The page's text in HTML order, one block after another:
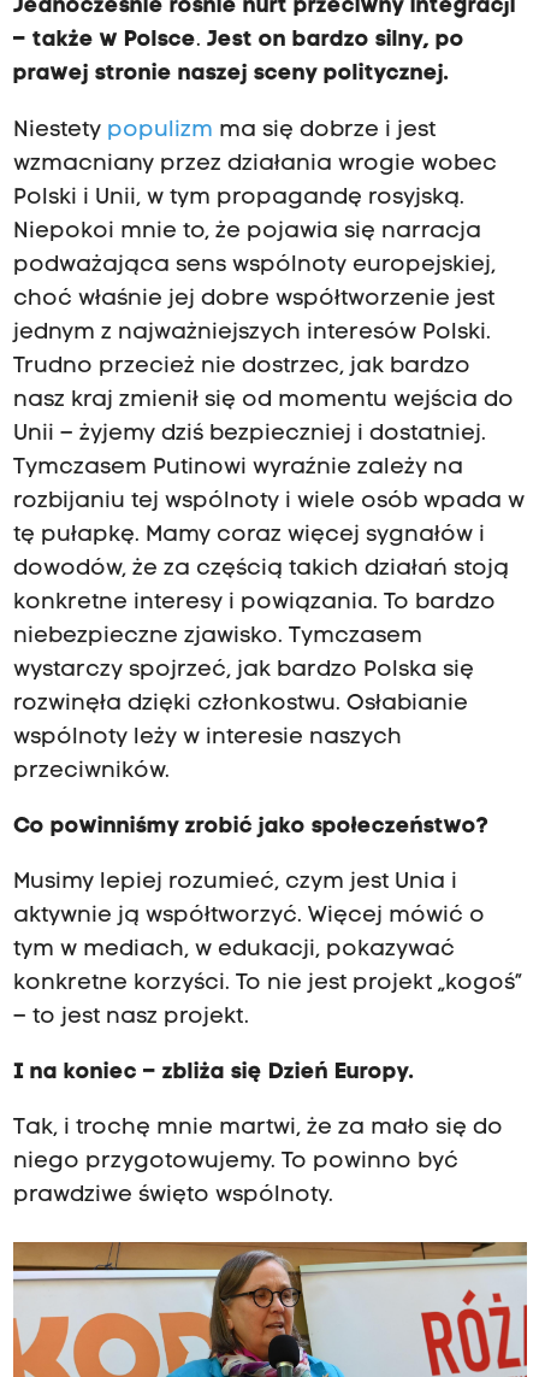
Jednocześnie rośnie nurt przeciwny integracji
– także w Polsce. Jest on bardzo silny, po
prawej stronie naszej sceny politycznej.
Niestety populizm ma się dobrze i jest
wzmacniany przez działania wrogie wobec
Polski i Unii, w tym propagandę rosyjską.
Niepokoi mnie to, że pojawia się narracja
podważająca sens wspólnoty europejskiej,
choć właśnie jej dobre współtworzenie jest
jednym z najważniejszych interesów Polski.
Trudno przecież nie dostrzec, jak bardzo
nasz kraj zmienił się od momentu wejścia do
Unii – żyjemy dziś bezpieczniej i dostatniej.
Tymczasem Putinowi wyraźnie zależy na
rozbijaniu tej wspólnoty i wiele osób wpada w
tę pułapkę. Mamy coraz więcej sygnałów i
dowodów, że za częścią takich działań stoją
konkretne interesy i powiązania. To bardzo
niebezpieczne zjawisko. Tymczasem
wystarczy spojrzeć, jak bardzo Polska się
rozwinęła dzięki członkostwu. Osłabianie
wspólnoty leży w interesie naszych
przeciwników.
Co powinniśmy zrobić jako społeczeństwo?
Musimy lepiej rozumieć, czym jest Unia i
aktywnie ją współtworzyć. Więcej mówić o
tym w mediach, w edukacji, pokazywać
konkretne korzyści. To nie jest projekt „kogoś”
– to jest nasz projekt.
I na koniec – zbliża się Dzień Europy.
Tak, i trochę mnie martwi, że za mało się do
niego przygotowujemy. To powinno być
prawdziwe święto wspólnoty.